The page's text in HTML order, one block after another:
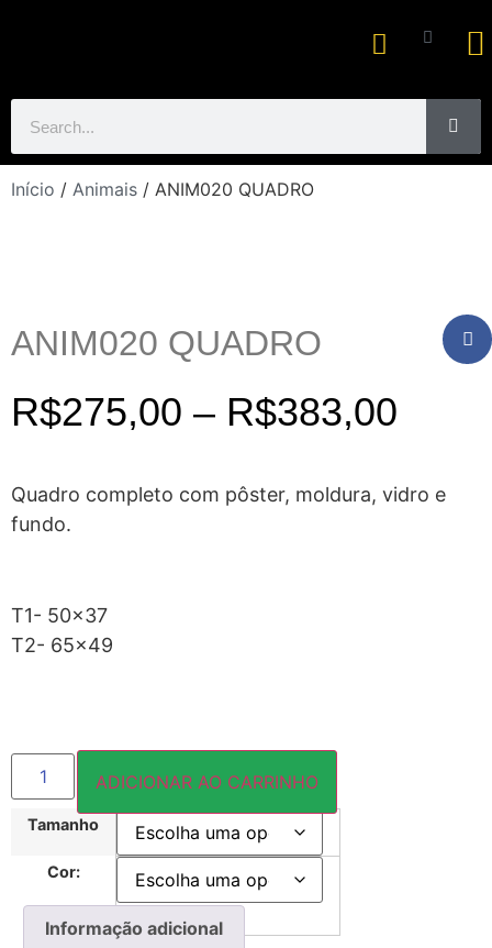
Início / Animais / ANIM020 QUADRO
ANIM020 QUADRO
R$275,00 – R$383,00
Quadro completo com pôster, moldura, vidro e
fundo.
T1- 50×37
T2- 65×49
Tamanho
Cor:
ADICIONAR AO CARRINHO
Informação adicional